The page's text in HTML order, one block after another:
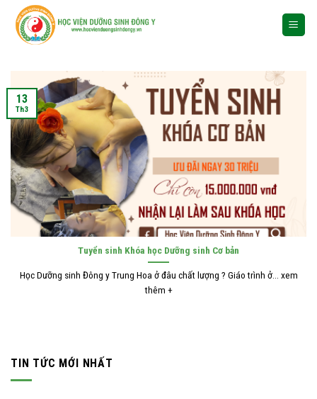
content
Tuyển sinh Khóa học Dưỡng sinh Cơ bản
Học Dưỡng sinh Đông y Trung Hoa ở đâu chất lượng ? Giáo trình ở... xem
thêm +
13
Th3
TIN TỨC MỚI NHẤT